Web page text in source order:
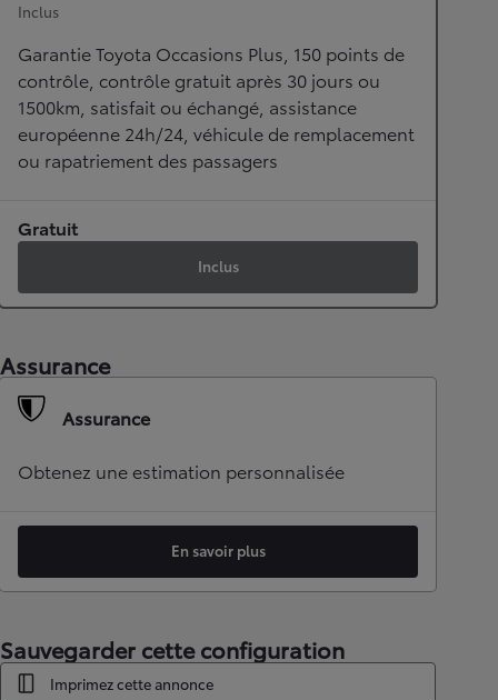
Inclus
Garantie Toyota Occasions Plus, 150 points de
contrôle, contrôle gratuit après 30 jours ou
1500km, satisfait ou échangé, assistance
européenne 24h/24, véhicule de remplacement
ou rapatriement des passagers
Gratuit
Inclus
Assurance
Assurance
Obtenez une estimation personnalisée
En savoir plus
Sauvegarder cette configuration
Imprimez cette annonce